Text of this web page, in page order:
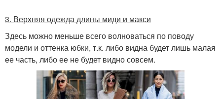
3. Верхняя одежда длины миди и макси
Здесь можно меньше всего волноваться по поводу
модели и оттенка юбки, т.к. либо видна будет лишь малая
ее часть, либо ее не будет видно совсем.